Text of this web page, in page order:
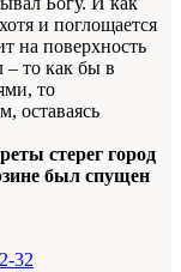
и поглощается
на поверхность
– то как бы в
то
оставаясь
стерег город
был спущен
32